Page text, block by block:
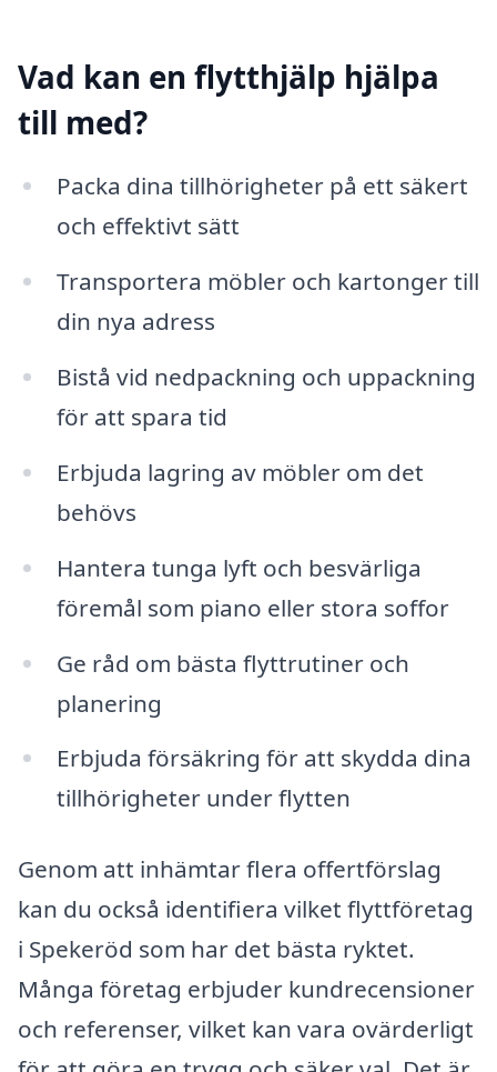
Vad kan en flytthjälp hjälpa
till med?
Packa dina tillhörigheter på ett säkert
och effektivt sätt
Transportera möbler och kartonger till
din nya adress
Bistå vid nedpackning och uppackning
för att spara tid
Erbjuda lagring av möbler om det
behövs
Hantera tunga lyft och besvärliga
föremål som piano eller stora soffor
Ge råd om bästa flyttrutiner och
planering
Erbjuda försäkring för att skydda dina
tillhörigheter under flytten
Genom att inhämtar flera offertförslag
kan du också identifiera vilket flyttföretag
i Spekeröd som har det bästa ryktet.
Många företag erbjuder kundrecensioner
och referenser, vilket kan vara ovärderligt